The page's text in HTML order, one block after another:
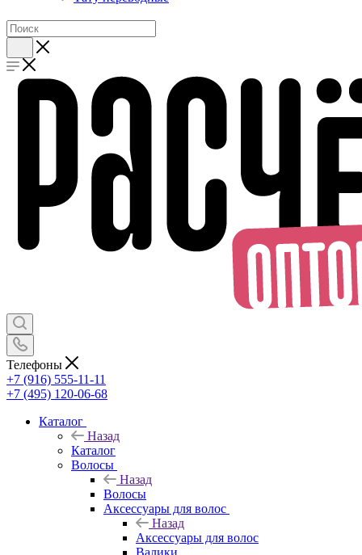
Телефоны
+7 (916) 555-11-11
+7 (495) 120-06-68
Каталог
Назад
Каталог
Волосы
Назад
Волосы
Аксессуары для волос
Назад
Аксессуары для волос
Валики